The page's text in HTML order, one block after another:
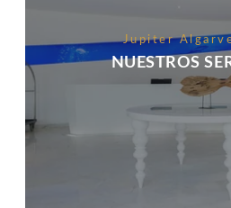
Jupiter
NUESTROS